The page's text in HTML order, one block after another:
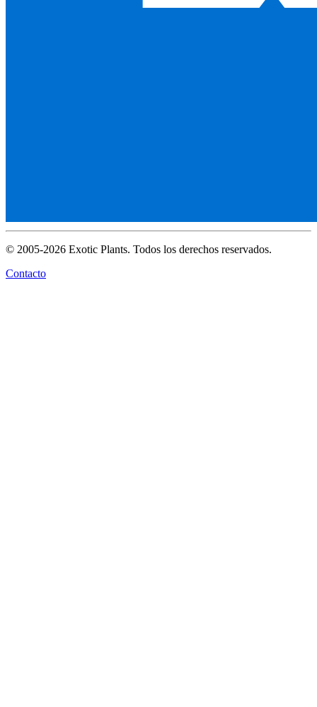
© 2005-2026 Exotic Plants. Todos los derechos reservados.
Contacto